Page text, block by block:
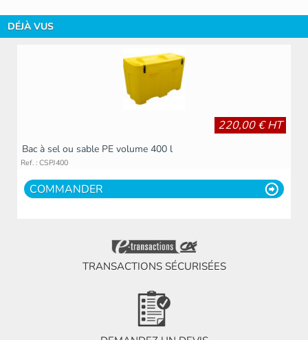
DÉJÀ VUS
220,00 € HT
Bac à sel ou sable PE volume 400 l
Ref. : CSPJ400
COMMANDER
TRANSACTIONS SÉCURISÉES